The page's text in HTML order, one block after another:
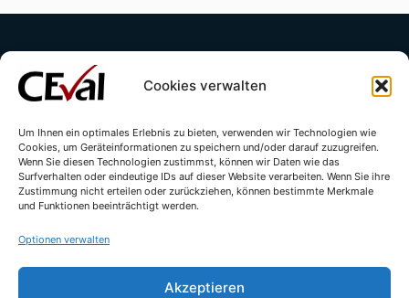
Cookies verwalten
Um Ihnen ein optimales Erlebnis zu bieten, verwenden wir Technologien wie
Cookies, um Geräteinformationen zu speichern und/oder darauf zuzugreifen.
Wenn Sie diesen Technologien zustimmst, können wir Daten wie das
Surfverhalten oder eindeutige IDs auf dieser Website verarbeiten. Wenn Sie ihre
Zustimmung nicht erteilen oder zurückziehen, können bestimmte Merkmale
und Funktionen beeinträchtigt werden.
Optionen verwalten
Akzeptieren
Kontakt Impressum Datenschutzerklärung
Cookie-Richtlinie (EU)